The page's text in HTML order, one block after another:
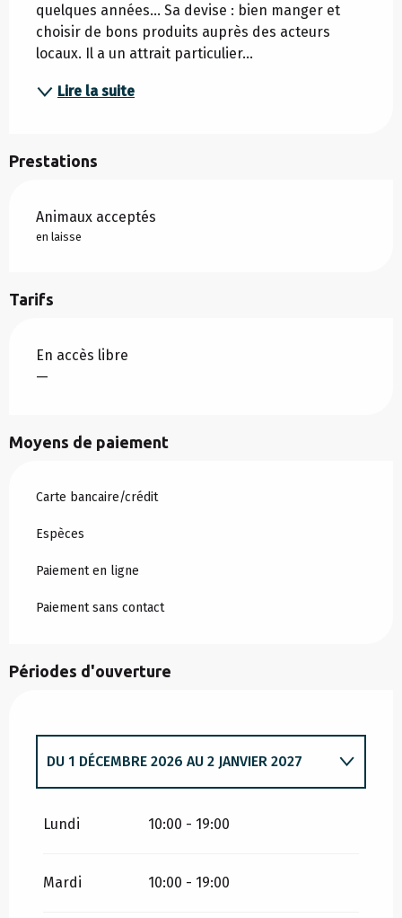
quelques années... Sa devise : bien manger et
choisir de bons produits auprès des acteurs
locaux. Il a un attrait particulier...
Lire la suite
Prestations
Animaux acceptés
en laisse
Tarifs
En accès libre
—
Moyens de paiement
Carte bancaire/crédit
Espèces
Paiement en ligne
Paiement sans contact
Périodes d'ouverture
DU1 JANVIER 2026AU 2 JANVIER 2026
DU 1 DÉCEMBRE 2026 AU 2 JANVIER 2027
Lundi 10:00 - 19:00
Mardi 10:00 - 19:00